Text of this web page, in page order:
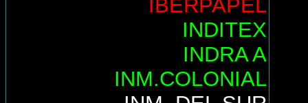
IBERPAPEL
INDITEX
INDRA A
INM.COLONIAL